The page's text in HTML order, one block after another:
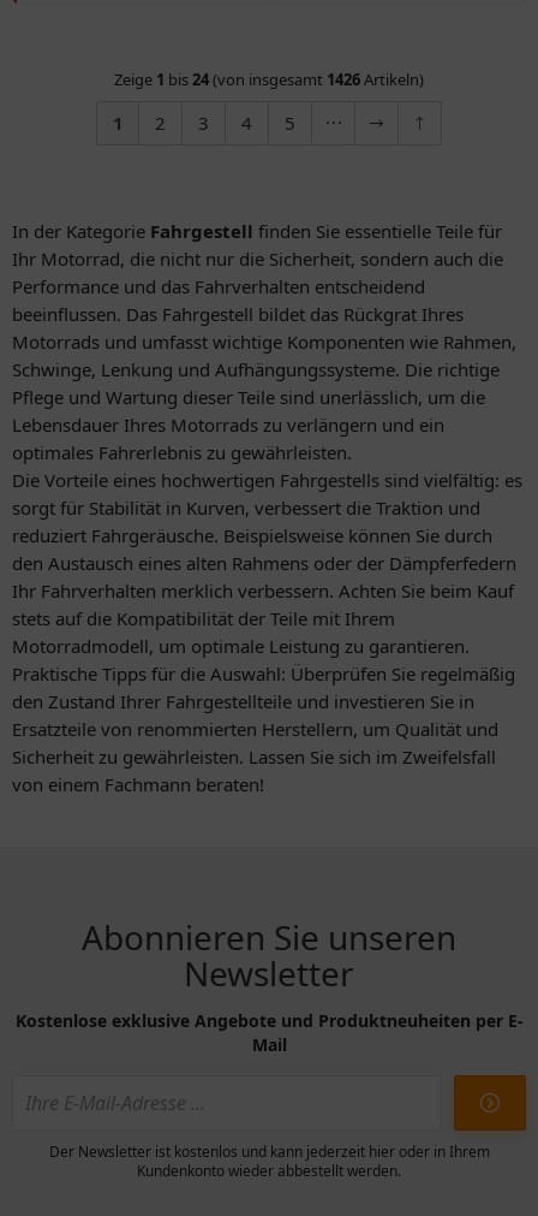
Zeige 1 bis24(von insgesamt 1426Artikeln)
1 2 3 4 5
In der Kategorie Fahrgestell finden Sie essentielle Teile für
Ihr Motorrad, die nicht nur die Sicherheit, sondern auch die
Performance und das Fahrverhalten entscheidend
beeinflussen. Das Fahrgestell bildet das Rückgrat Ihres
Motorrads und umfasst wichtige Komponenten wie Rahmen,
Schwinge, Lenkung und Aufhängungssysteme. Die richtige
Pflege und Wartung dieser Teile sind unerlässlich, um die
Lebensdauer Ihres Motorrads zu verlängern und ein
optimales Fahrerlebnis zu gewährleisten.
Die Vorteile eines hochwertigen Fahrgestells sind vielfältig: es
sorgt für Stabilität in Kurven, verbessert die Traktion und
reduziert Fahrgeräusche. Beispielsweise können Sie durch
den Austausch eines alten Rahmens oder der Dämpferfedern
Ihr Fahrverhalten merklich verbessern. Achten Sie beim Kauf
stets auf die Kompatibilität der Teile mit Ihrem
Motorradmodell, um optimale Leistung zu garantieren.
Praktische Tipps für die Auswahl: Überprüfen Sie regelmäßig
den Zustand Ihrer Fahrgestellteile und investieren Sie in
Ersatzteile von renommierten Herstellern, um Qualität und
Sicherheit zu gewährleisten. Lassen Sie sich im Zweifelsfall
von einem Fachmann beraten!
Abonnieren Sie unseren
Newsletter
Kostenlose exklusive Angebote und Produktneuheiten per E-
Mail
Der Newsletter ist kostenlos und kann jederzeit hier oder in Ihrem
Kundenkonto wieder abbestellt werden.